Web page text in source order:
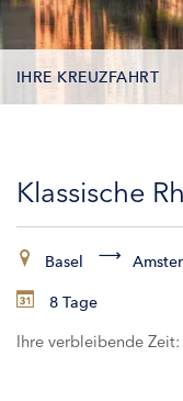
IHRE KREUZFAHRT
KABINEN
Klassische
Basel
8 Tage
Ihre verbleibende Zeit: